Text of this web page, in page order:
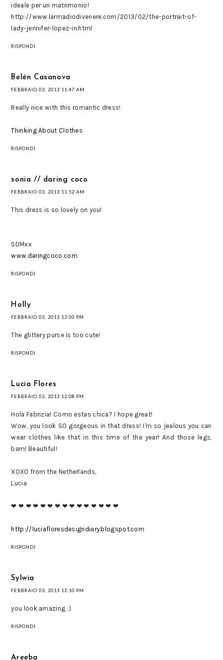
ideale per un matrimonio!
http://www.larmadiodivenere.com/2013/02/the-portrait-of-
lady-jennifer-lopez-in.html
RISPONDI
Belén Casanova
FEBBRAIO 03, 2013 11:47 AM
Really nice with this romantic dress!
Thinking About Clothes
RISPONDI
sonia // daring coco
FEBBRAIO 03, 2013 11:52 AM
This dress is so lovely on you!
SDMxx
www.daringcoco.com
RISPONDI
Holly
FEBBRAIO 03, 2013 12:00 PM
The glittery purse is too cute!
RISPONDI
Lucia Flores
FEBBRAIO 03, 2013 12:08 PM
Hola Fabrizia! Como estas chica? I hope great!
Wow, you look SO gorgeous in that dress! I'm so jealous you can
wear clothes like that in this time of the year! And those legs,
bam! Beautiful!
XOXO from the Netherlands,
Lucia
❤ ❤ ❤ ❤ ❤ ❤ ❤ ❤ ❤ ❤ ❤ ❤ ❤ ❤ ❤
http://luciafloresdesigndiary.blogspot.com
RISPONDI
Sylwia
FEBBRAIO 03, 2013 12:10 PM
you look amazing :)
RISPONDI
Areeba